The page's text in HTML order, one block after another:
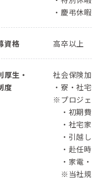
・慶弔休暇
資格 高卒以上
厚生・
度
社会保険
・寮・社
※プロジ
・初期
・社宅家
・引越
・赴任
・家電・
※当社規